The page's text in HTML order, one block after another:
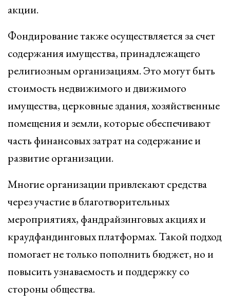
акции.
Фондирование также осуществляется за счет
содержания имущества, принадлежащего
религиозным организациям. Это могут быть
стоимость недвижимого и движимого
имущества, церковные здания, хозяйственные
помещения и земли, которые обеспечивают
часть финансовых затрат на содержание и
развитие организации.
Многие организации привлекают средства
через участие в благотворительных
мероприятиях, фандрайзинговых акциях и
краудфандинговых платформах. Такой подход
помогает не только пополнить бюджет, но и
повысить узнаваемость и поддержку со
стороны общества.